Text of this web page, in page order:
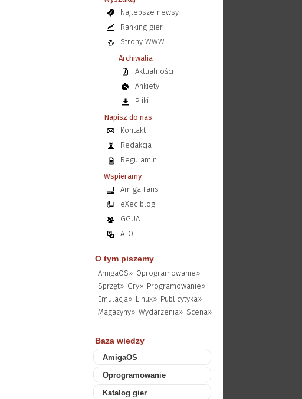
Najlepsze newsy
Ranking gier
Strony WWW
Archiwalia
Aktualności
Ankiety
Pliki
Napisz do nas
Kontakt
Redakcja
Regulamin
Wspieramy
Amiga Fans
eXec blog
GGUA
ATO
O tym piszemy
AmigaOS» Oprogramowanie»
Sprzęt» Gry» Programowanie»
Emulacja» Linux» Publicytyka»
Magazyny» Wydarzenia» Scena»
Baza wiedzy
AmigaOS
Oprogramowanie
Katalog gier